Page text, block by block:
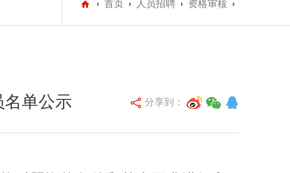
首页 人员招聘 资格审核
名单公示 分享到：